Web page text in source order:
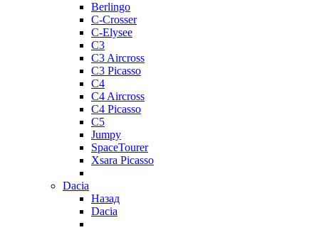
Berlingo
C-Crosser
C-Elysee
C3
C3 Aircross
C3 Picasso
C4
C4 Aircross
C4 Picasso
C5
Jumpy
SpaceTourer
Xsara Picasso
Dacia
Назад
Dacia